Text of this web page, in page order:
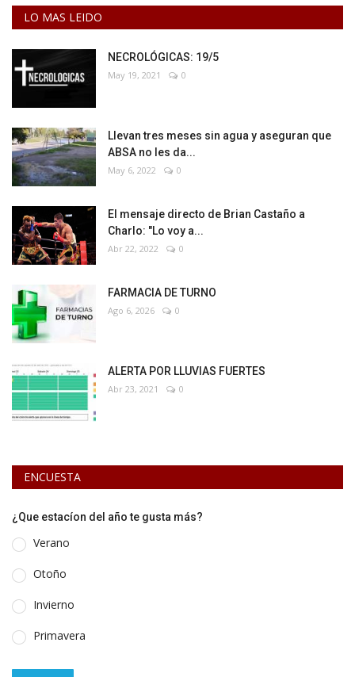
LO MAS LEIDO
NECROLÓGICAS: 19/5
May 19, 2021 0
Llevan tres meses sin agua y aseguran que
ABSA no les da...
May 6, 2022 0
El mensaje directo de Brian Castaño a
Charlo: "Lo voy a...
Abr 22, 2022 0
FARMACIA DE TURNO
Ago 6, 2026 0
ALERTA POR LLUVIAS FUERTES
Abr 23, 2021 0
ENCUESTA
¿Que estacíon del año te gusta más?
Verano
Otoño
Invierno
Primavera